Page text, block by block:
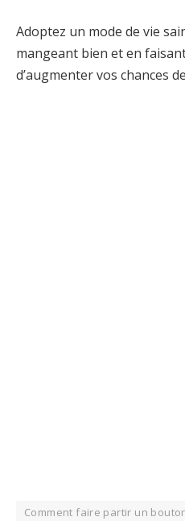
Adoptez un mode de vie
mangeant bien et en
d’augmenter vos chances
Comment faire partir un